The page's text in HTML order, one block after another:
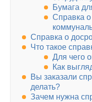
Бумага
Справка
Справка о
Что такое
Для чего
Как
Вы заказали
делать?
Зачем нужна